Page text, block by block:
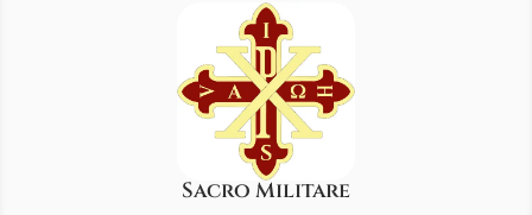
Sacro Militare